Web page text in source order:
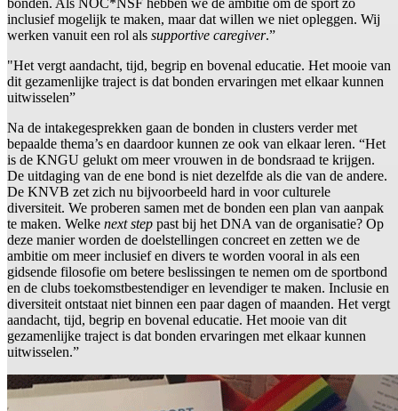
bonden. Als NOC*NSF hebben we de ambitie om de sport zo
inclusief mogelijk te maken, maar dat willen we niet opleggen. Wij
werken vanuit een rol als supportive caregiver.”
"Het vergt aandacht, tijd, begrip en bovenal educatie. Het mooie van
dit gezamenlijke traject is dat bonden ervaringen met elkaar kunnen
uitwisselen”
Na de intakegesprekken gaan de bonden in clusters verder met
bepaalde thema’s en daardoor kunnen ze ook van elkaar leren. “Het
is de KNGU gelukt om meer vrouwen in de bondsraad te krijgen.
De uitdaging van de ene bond is niet dezelfde als die van de andere.
De KNVB zet zich nu bijvoorbeeld hard in voor culturele
diversiteit. We proberen samen met de bonden een plan van aanpak
te maken. Welke next step past bij het DNA van de organisatie? Op
deze manier worden de doelstellingen concreet en zetten we de
ambitie om meer inclusief en divers te worden vooral in als een
gidsende filosofie om betere beslissingen te nemen om de sportbond
en de clubs toekomstbestendiger en levendiger te maken. Inclusie en
diversiteit ontstaat niet binnen een paar dagen of maanden. Het vergt
aandacht, tijd, begrip en bovenal educatie. Het mooie van dit
gezamenlijke traject is dat bonden ervaringen met elkaar kunnen
uitwisselen.”